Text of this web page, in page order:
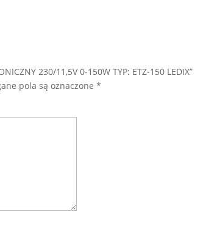
230/11,5V 0-150W TYP: ETZ-150 LEDIX”
pola są oznaczone*